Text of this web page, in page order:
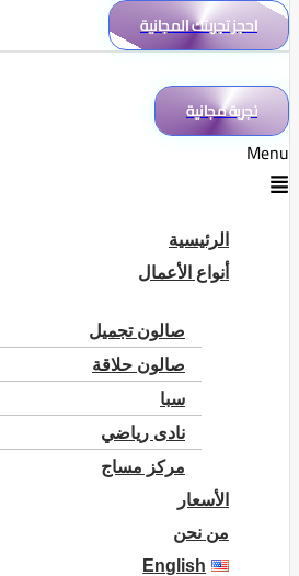
احجز تجربتك المجانية
تجربة مجانية
Menu
الرئيسية
أنواع الأعمال
صالون تجميل
صالون حلاقة
سبا
نادى رياضي
مركز مساج
الأسعار
من نحن
English